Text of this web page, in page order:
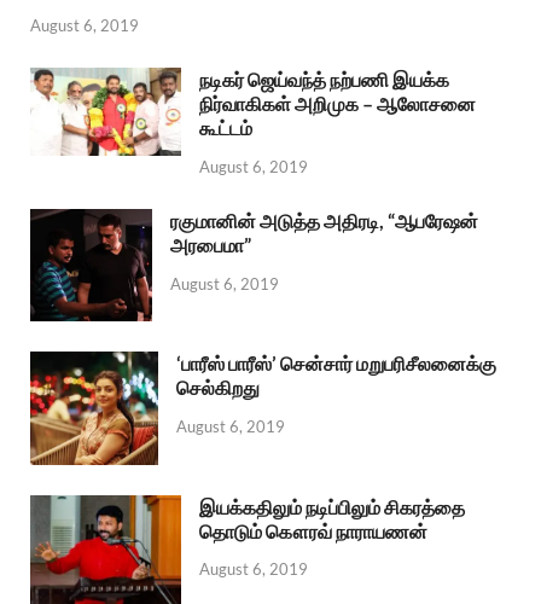
August 6, 2019
நடிகர் ஜெய்வந்த் நற்பணி இயக்க
நிர்வாகிகள் அறிமுக – ஆலோசனை
கூட்டம்
August 6, 2019
ரகுமானின் அடுத்த அதிரடி, “ஆபரேஷன்
அரபைமா”
August 6, 2019
‘பாரீஸ் பாரீஸ்’ சென்சார் மறுபரிசீலனைக்கு
செல்கிறது
August 6, 2019
இயக்கதிலும் நடிப்பிலும் சிகரத்தை
தொடும் கௌரவ் நாராயணன்
August 6, 2019